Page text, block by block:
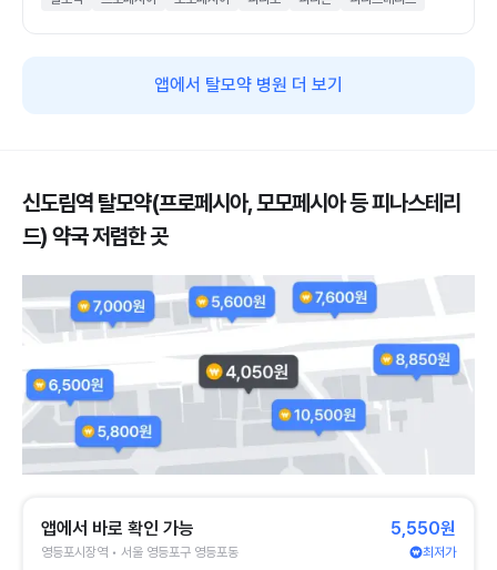
앱에서 탈모약 병원 더 보기
신도림역 탈모약(프로페시아, 모모페시아 등 피나스테리
드) 약국 저렴한 곳
앱에서 바로 확인 가능
영등포시장역 • 서울 영등포구 영등포동
5,550원
최저가